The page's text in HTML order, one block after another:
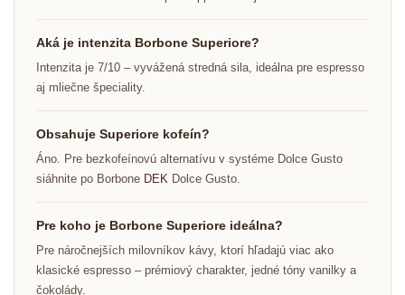
Aká je intenzita Borbone Superiore?
Intenzita je 7/10 – vyvážená stredná sila, ideálna pre espresso
aj mliečne špeciality.
Obsahuje Superiore kofeín?
Áno. Pre bezkofeínovú alternatívu v systéme Dolce Gusto
siáhnite po Borbone DEK Dolce Gusto.
Pre koho je Borbone Superiore ideálna?
Pre náročnejších milovníkov kávy, ktorí hľadajú viac ako
klasické espresso – prémiový charakter, jedné tóny vanilky a
čokolády.